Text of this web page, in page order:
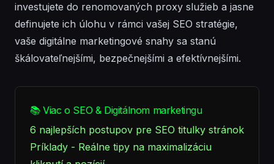
investujete do renomovaných proxy služieb a jasne
definujete ich úlohu v rámci vašej SEO stratégie,
vaše digitálne marketingové snahy sa stanú
škálovateľnejšími, bezpečnejšími a efektívnejšími.
📚 Viac o SEO & Digitálnom marketingu
6 najlepších postupov pre SEO titulky stránok
Príklady - Reálne tipy na maximalizáciu